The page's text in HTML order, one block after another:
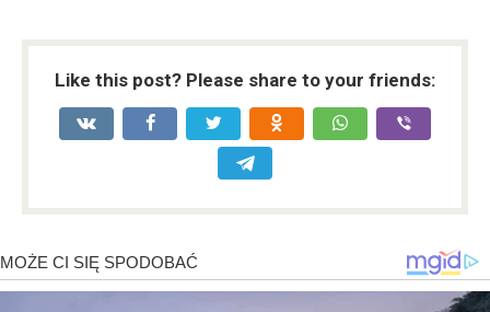
Like this post? Please share to your friends: